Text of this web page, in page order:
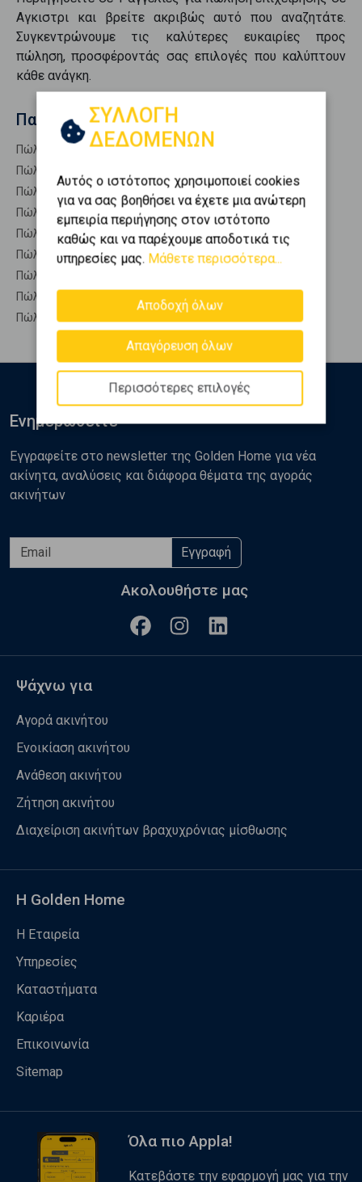
Αγκιστρι και βρείτε ακριβώς αυτό που αναζητάτε.
Συγκεντρώνουμε τις καλύτερες ευκαιρίες προς
πώληση, προσφέροντάς σας επιλογές που καλύπτουν
κάθε ανάγκη.
Παρόμοιες αναζητήσεις
Πώληση Επαγγελματικά ΑΓΚΙΣΤΡΙ
Πώληση Επαγγ. Αποθήκες ΑΓΚΙΣΤΡΙ
Πώληση Αυτόνομα κτίρια ΑΓΚΙΣΤΡΙ
Πώληση Βιομηχανικοί χώροι ΑΓΚΙΣΤΡΙ
Πώληση Γραφεία ΑΓΚΙΣΤΡΙ
Πώληση Καταστήματα ΑΓΚΙΣΤΡΙ
Πώληση Ξενοδοχεία ΑΓΚΙΣΤΡΙ
Πώληση Πάρκινγκ ΑΓΚΙΣΤΡΙ
Πώληση Πώληση επιχείρησης ΑΓΚΙΣΤΡΙ
ΣΥΛΛΟΓΗ
ΔΕΔΟΜΕΝΩΝ
Αυτός ο ιστότοπος χρησιμοποιεί cookies
για να σας βοηθήσει να έχετε μια ανώτερη
εμπειρία περιήγησης στον ιστότοπο
καθώς και να παρέχουμε αποδοτικά τις
υπηρεσίες μας. Μάθετε περισσότερα...
Αποδοχή όλων
Απαγόρευση όλων
Περισσότερες επιλογές
Ενημερωθείτε
Εγγραφείτε στο newsletter της Golden Home για νέα
ακίνητα, αναλύσεις και διάφορα θέματα της αγοράς
ακινήτων
Εγγραφή
Ακολουθήστε μας
Ψάχνω για
Αγορά ακινήτου
Ενοικίαση ακινήτου
Ανάθεση ακινήτου
Ζήτηση ακινήτου
Διαχείριση ακινήτων βραχυχρόνιας μίσθωσης
Η Golden Home
Η Εταιρεία
Υπηρεσίες
Καταστήματα
Καριέρα
Επικοινωνία
Sitemap
Όλα πιο Appla!
Κατεβάστε την εφαρμογή μας για την